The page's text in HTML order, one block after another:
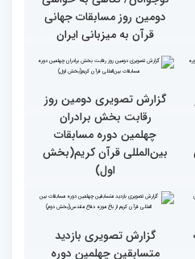
استعدادیابی مجری‌گری
بین‌المللی قرآن کریم
از حضور سفیر عربستان تا
استقبال بی‌نظیر کودکان و
نوجوانان/ نگاهی به حواشی
دومین روز مسابقات جهانی
قرآن به میزبانی ایران